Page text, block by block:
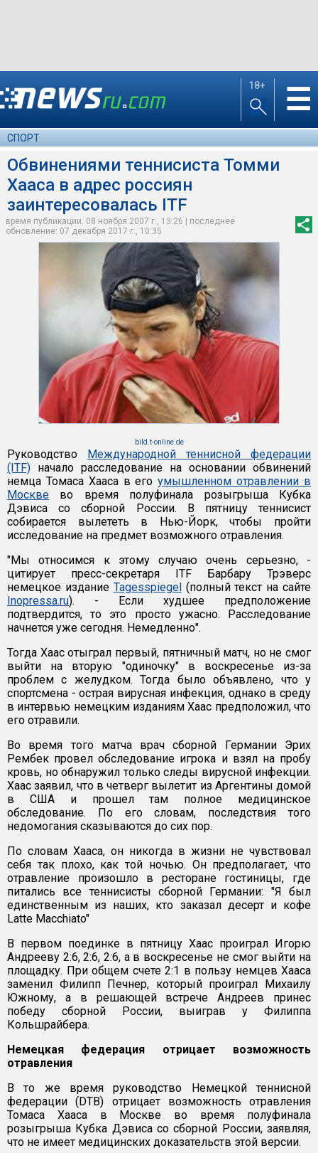
18+ ☰
СПОРТ
Обвинениями теннисиста Томми
Хааса в адрес россиян
заинтересовалась ITF
время публикации: 08 ноября 2007 г., 13:26 | последнее
обновление: 07 декабря 2017 г., 10:35
bild.t-online.de
Руководство Международной теннисной федерации
(ITF) начало расследование на основании обвинений
немца Томаса Хааса в егоумышленном отравлении в
Москве во время полуфинала розыгрыша Кубка
Дэвиса со сборной России. В пятницу теннисист
собирается вылететь в Нью-Йорк, чтобы пройти
исследование на предмет возможного отравления.
"Мы относимся к этому случаю очень серьезно, -
цитирует пресс-секретаря ITF Барбару Трэверс
немецкое издание Tagesspiegel(полный текст на сайте
Inopressa.ru). - Если худшее предположение
подтвердится, то это просто ужасно. Расследование
начнется уже сегодня. Немедленно".
Тогда Хаас отыграл первый, пятничный матч, но не смог
выйти на вторую "одиночку" в воскресенье из-за
проблем с желудком. Тогда было объявлено, что у
спортсмена - острая вирусная инфекция, однако в среду
в интервью немецким изданиям Хаас предположил, что
его отравили.
Во время того матча врач сборной Германии Эрих
Рембек провел обследование игрока и взял на пробу
кровь, но обнаружил только следы вирусной инфекции.
Хаас заявил, что в четверг вылетит из Аргентины домой
в США и прошел там полное медицинское
обследование. По его словам, последствия того
недомогания сказываются до сих пор.
По словам Хааса, он никогда в жизни не чувствовал
себя так плохо, как той ночью. Он предполагает, что
отравление произошло в ресторане гостиницы, где
питались все теннисисты сборной Германии: "Я был
единственным из наших, кто заказал десерт и кофе
Latte Macchiato"
В первом поединке в пятницу Хаас проиграл Игорю
Андрееву 2:6, 2:6, 2:6, а в воскресенье не смог выйти на
площадку. При общем счете 2:1 в пользу немцев Хааса
заменил Филипп Печнер, который проиграл Михаилу
Южному, а в решающей встрече Андреев принес
победу сборной России, выиграв у Филиппа
Кольшрайбера.
Немецкая федерация отрицает возможность
отравления
В то же время руководство Немецкой теннисной
федерации (DTB) отрицает возможность отравления
Томаса Хааса в Москве во время полуфинала
розыгрыша Кубка Дэвиса со сборной России, заявляя,
что не имеет медицинских доказательств этой версии.